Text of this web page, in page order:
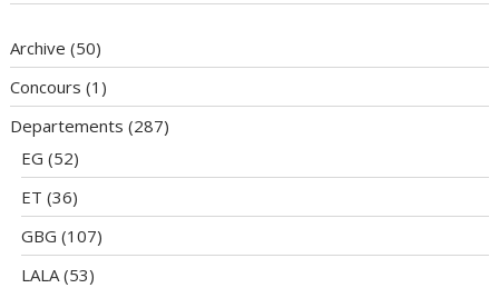
Archive (50)
Concours (1)
Departements (287)
EG (52)
ET (36)
GBG (107)
LALA(53)